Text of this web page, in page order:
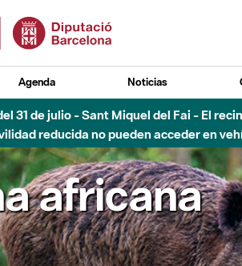
Agenda Noticias
31 de julio - Sant Miquel del Fai - El
reducida no pueden acceder en
africana